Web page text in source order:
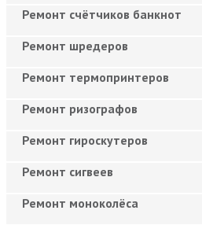
Ремонт счётчиков банкнот
Ремонт шредеров
Ремонт термопринтеров
Ремонт ризографов
Ремонт гироскутеров
Ремонт сигвеев
Ремонт моноколёса